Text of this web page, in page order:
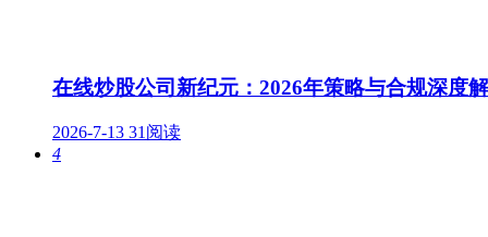
在线炒股公司新纪元：2026年策略与合规深度
2026-7-13 31阅读
4